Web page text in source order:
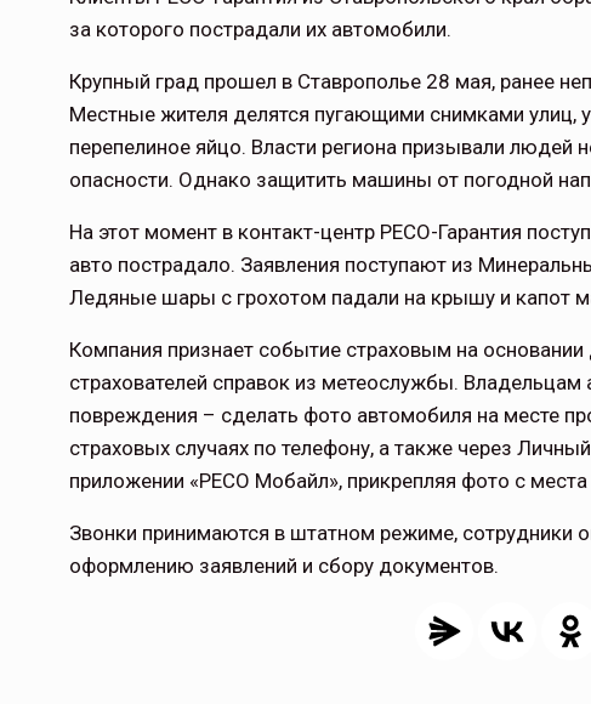
за которого пострадали их автомобили.
Крупный град прошел в Ставрополье 28 мая, ранее
Местные жителя делятся пугающими снимками улиц,
перепелиное яйцо. Власти региона призывали людей
опасности. Однако защитить машины от погодной
На этот момент в контакт-центр РЕСО-Гарантия
авто пострадало. Заявления поступают из
Ледяные шары с грохотом падали на крышу и капот
Компания признает событие страховым на
страхователей справок из метеослужбы.
повреждения – сделать фото автомобиля на месте
страховых случаях по телефону, а также через
приложении «РЕСО Мобайл», прикрепляя фото с
Звонки принимаются в штатном режиме, сотрудники
оформлению заявлений и сбору документов.